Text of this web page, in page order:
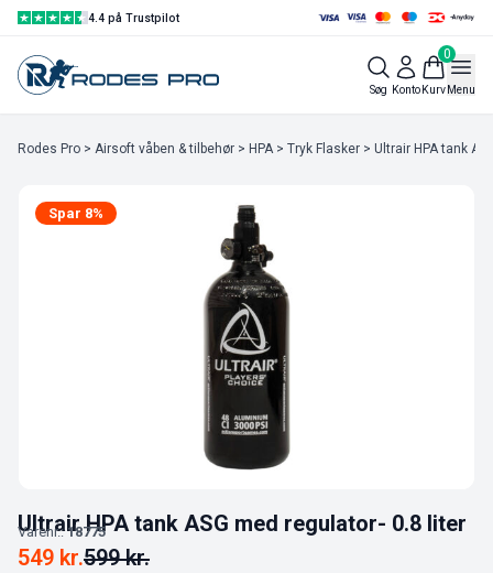
4.4 på Trustpilot
Søg Konto
0
KurvMenu
Rodes Pro > Airsoft våben & tilbehør > HPA> Tryk Flasker > Ultrair HPA tank
Spar 8%
Ultrair HPA tank ASG med regulator- 0.8 liter
Varenr.:18775
599kr.
549 kr.